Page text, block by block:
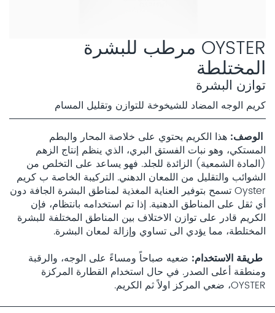
OYSTER مرطب للبشرة
المختلطة
توازن البشرة
كريم الوجه المضاد للشيخوخة للتوازن وتقليل المسام
الوصف هذا الكريم يحتوي على خلاصة المحار والبطم
المستكي، وهو نبات الفستق البري، الذي ينظم إنتاج الزهم
(المادة الشمعية) الزائدة للجلد. فهو يساعد على التخلص من
الشوائب والتقليل من اللمعان الدهني. التركيبة الخاصة ب كريم
Oyster تسمح بتوفير العناية المغذية لمناطق البشرة الجافة دون
أي ثقل على المناطق الدهنية. إذا تم استخدامه بانتظام، فإن
الكريم قادر على توازن الاختلاف بين المناطق المختلفة للبشرة
المختلطة، مما يؤدي الى تساوي وإزالة لمعان البشرة.
طريقة الاستخدام ضعيه صباحاً ومساءً على الوجه، والرقبة
ومنطقة أعلى الصدر. في حال استخدام القطارة المركزة
OYSTER، ضعي المركز اولاً ثم الكريم.